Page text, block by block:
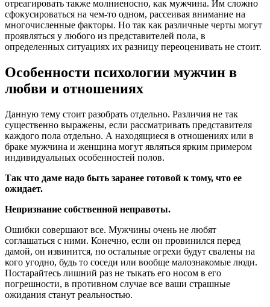
отреагировать также молниеносно, как мужчина. Им сложно
сфокусироваться на чем-то одном, рассеивая внимание на
многочисленные факторы. Но так как различные черты могут
проявляться у любого из представителей пола, в
определенных ситуациях их разницу переоценивать не стоит.
Особенности психологии мужчин в
любви и отношениях
Данную тему стоит разобрать отдельно. Различия не так
существенно выражены, если рассматривать представителя
каждого пола отдельно. А находящиеся в отношениях или в
браке мужчина и женщина могут являться ярким примером
индивидуальных особенностей полов.
Так что даме надо быть заранее готовой к тому, что ее
ожидает.
Непризнание собственной неправоты.
Ошибки совершают все. Мужчины очень не любят
соглашаться с ними. Конечно, если он провинился перед
дамой, он извинится, но остальные огрехи будут свалены на
кого угодно, будь то соседи или вообще малознакомые люди.
Постарайтесь лишний раз не тыкать его носом в его
погрешности, в противном случае все ваши страшные
ожидания станут реальностью.